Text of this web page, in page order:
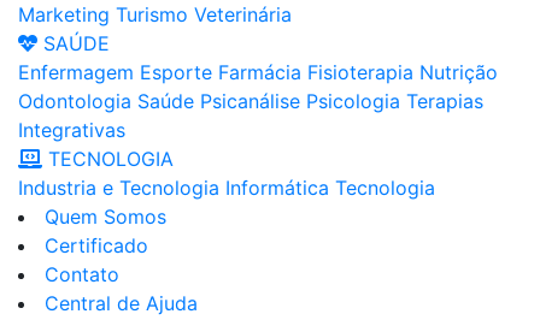
Marketing Turismo Veterinária
SAÚDE
Enfermagem Esporte Farmácia Fisioterapia Nutrição
Odontologia Saúde Psicanálise Psicologia Terapias
Integrativas
TECNOLOGIA
Industria e Tecnologia Informática Tecnologia
Quem Somos
Certificado
Contato
Central de Ajuda